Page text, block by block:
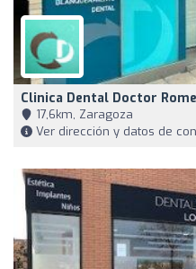
Clinica Dental Doctor
17,6km, Zaragoza
Ver dirección y datos de